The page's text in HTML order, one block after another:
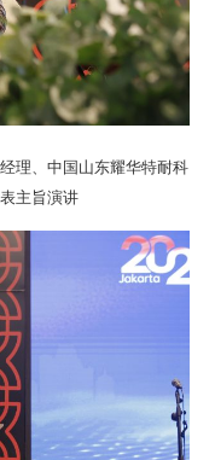
理、中国山东耀华特耐科
主旨演讲